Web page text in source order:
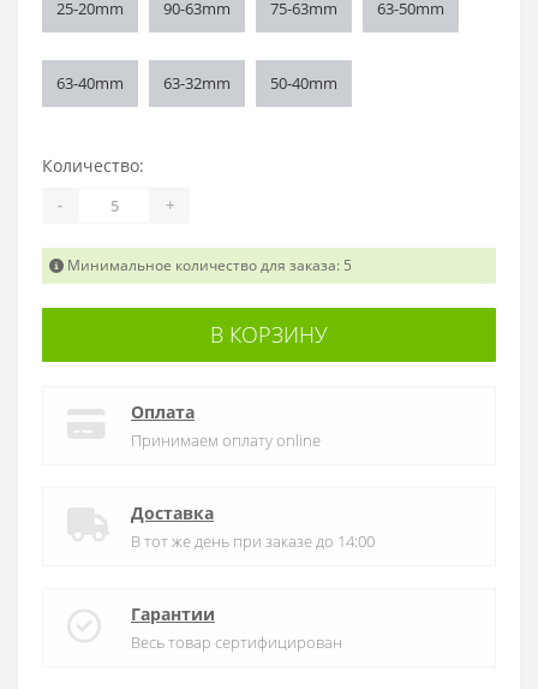
25-20mm 90-63mm 75-63mm 63-50mm
63-40mm 63-32mm 50-40mm
Количество:
- +
Минимальное количество для заказа: 5
В КОРЗИНУ
Оплата
Принимаем оплату online
Доставка
В тот же день при заказе до 14:00
Гарантии
Весь товар сертифицирован